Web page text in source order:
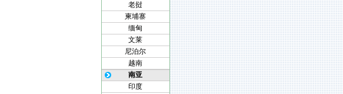
老挝
柬埔寨
缅甸
文莱
尼泊尔
越南
南亚
印度